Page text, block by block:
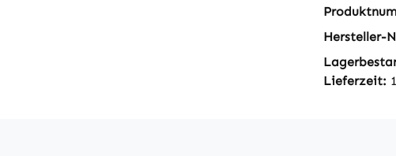
Hersteller-
Lieferzeit: